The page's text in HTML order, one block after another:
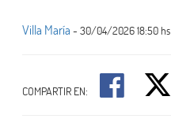
Villa María - 30/04/2026 18:50 hs
COMPARTIR EN: